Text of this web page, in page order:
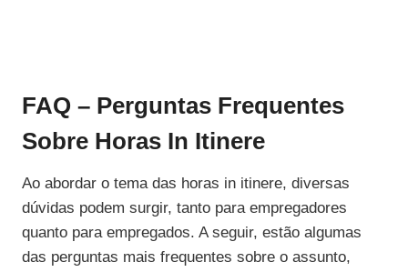
FAQ – Perguntas Frequentes
Sobre Horas In Itinere
Ao abordar o tema das horas in itinere, diversas
dúvidas podem surgir, tanto para empregadores
quanto para empregados. A seguir, estão algumas
das perguntas mais frequentes sobre o assunto,